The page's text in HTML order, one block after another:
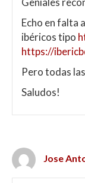
Echo en falta
ibéricos tipo
https://
Pero todas
Saludos!
Jose